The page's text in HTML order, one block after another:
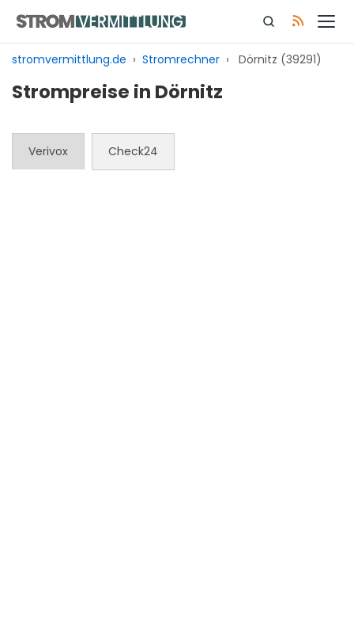
Inhalt
springen
stromvermittlung.de › Stromrechner › Dörnitz (39291)
Strompreise in Dörnitz
Verivox Check24